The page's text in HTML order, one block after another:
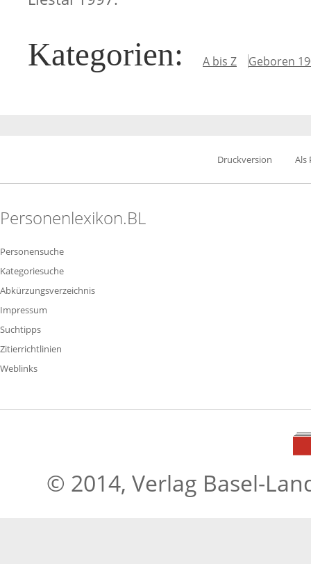
Kategorien: A bis Z Geboren
Druckversion Als
Personenlexikon.BL
Personensuche
Kategoriesuche
Abkürzungsverzeichnis
Impressum
Suchtipps
Zitierrichtlinien
Weblinks
© 2014, Verlag Basel-